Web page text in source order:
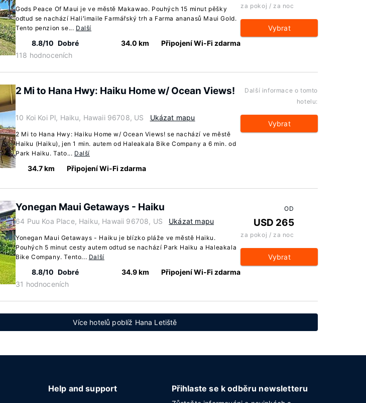
Gods Peace Of Maui je ve městě Makawao. Pouhých 15 minut pěšky
odtud se nachází Haliʻimaile Farmářský trh a Farma ananasů Maui Gold.
Tento penzion se... Další
8.8/10 Dobré
118 hodnoceních
34.0 km Připojení Wi-Fi zdarma
za pokoj / za noc
Vybrat
2 Mi to Hana Hwy: Haiku Home w/ Ocean Views!
10 Koi Koi Pl, Haiku, Hawaii 96708, US Ukázat mapu
2 Mi to Hana Hwy: Haiku Home w/ Ocean Views! se nachází ve městě
Haiku (Haiku), jen 1 min. autem od Haleakala Bike Company a 6 min. od
Park Haiku. Tato... Další
34.7 km Připojení Wi-Fi zdarma
Další informace o tomto
hotelu:
Vybrat
Yonegan Maui Getaways - Haiku
64 Puu Koa Place, Haiku, Hawaii 96708, US Ukázat mapu
Yonegan Maui Getaways - Haiku je blízko pláže ve městě Haiku.
Pouhých 5 minut cesty autem odtud se nachází Park Haiku a Haleakala
Bike Company. Tento... Další
8.8/10 Dobré
31 hodnoceních
34.9 km Připojení Wi-Fi zdarma
OD
USD 265
za pokoj / za noc
Vybrat
Více hotelů poblíž Hana Letiště
Help and support Přihlaste se k odběru newsletteru